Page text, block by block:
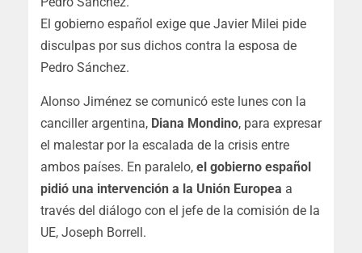
El gobierno español exige que Javier Milei pide
disculpas por sus dichos contra la esposa de
Pedro Sánchez.
Alonso Jiménez se comunicó este lunes con la
canciller argentina, Diana Mondino, para expresar
el malestar por la escalada de la crisis entre
ambos países. En paralelo, el gobierno español
pidió una intervención a la Unión Europea a
través del diálogo con el jefe de la comisión de la
UE, Joseph Borrell.